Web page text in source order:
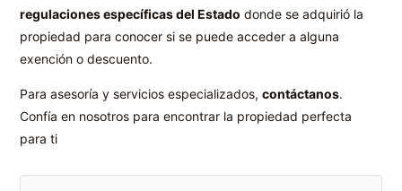
regulaciones específicas del Estado donde se adquirió la
propiedad para conocer si se puede acceder a alguna
exención o descuento.
Para asesoría y servicios especializados,contáctanos.
Confía en nosotros para encontrar la propiedad perfecta
para ti